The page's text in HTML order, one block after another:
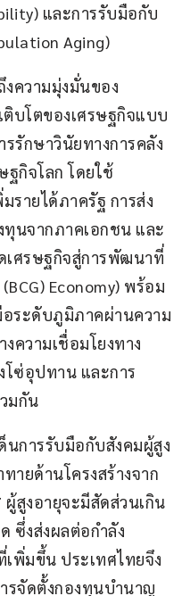
และการรับมือกับ
Aging)
ความมุ่งมั่นของ
ติบโตของเศรษฐกิจแบบ
รักษาวินัยทางการคลัง
กิจโลก โดยใช้
รายได้ภาครัฐ การส่ง
ทุนจากภาคเอกชน และ
ศรษฐกิจสู่การพัฒนาที่
Economy) พร้อม
ระดับภูมิภาคผ่านความ
ความเชื่อมโยงทาง
ซ่อุปทาน และการ
มกัน
นการรับมือกับสังคมผู้สูง
ายด้านโครงสร้างจาก
สูงอายุจะมีสัดส่วนเกิน
ซึ่งส่งผลต่อกำลัง
เพิ่มขึ้น ประเทศไทยจึง
รจัดตั้งกองทุนบำนาญ